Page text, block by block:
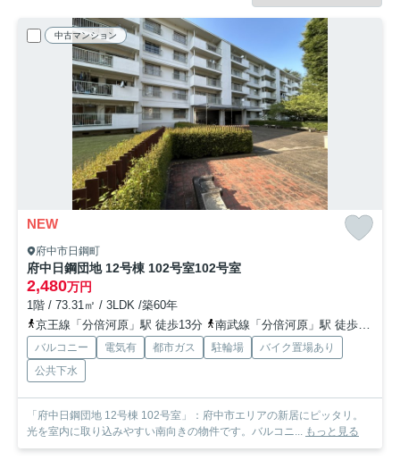
中古マンション
NEW
府中市日鋼町
府中日鋼団地 12号棟 102号室102号室
2,480万円
1階 / 73.31㎡ / 3LDK /築60年
京王線「分倍河原」駅 徒歩13分
南武線「分倍河原」駅 徒歩13分
バルコニー 電気有 都市ガス 駐輪場
バイク置場あり
公共下水
「府中日鋼団地 12号棟 102号室」：府中市エリアの新居にピッタリ。
光を室内に取り込みやすい南向きの物件です。バルコニ... もっと見る